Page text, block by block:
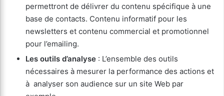
permettront de délivrer du contenu spécifique à une
base de contacts. Contenu informatif pour les
newsletters et contenu commercial et promotionnel
pour l’emailing.
Les outils d’analyse : L’ensemble des outils
nécessaires à mesurer la performance des actions et
à analyser son audience sur un site Web par